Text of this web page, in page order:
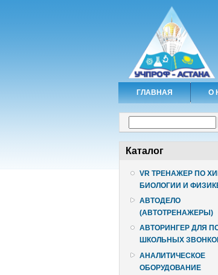
ГЛАВНАЯ О
Каталог
VR ТРЕНАЖЕР ПО
БИОЛОГИИ И
АВТОДЕЛО
(АВТОТРЕНАЖЕРЫ)
АВТОРИНГЕР ДЛЯ
ШКОЛЬНЫХ
АНАЛИТИЧЕСКОЕ
ОБОРУДОВАНИЕ